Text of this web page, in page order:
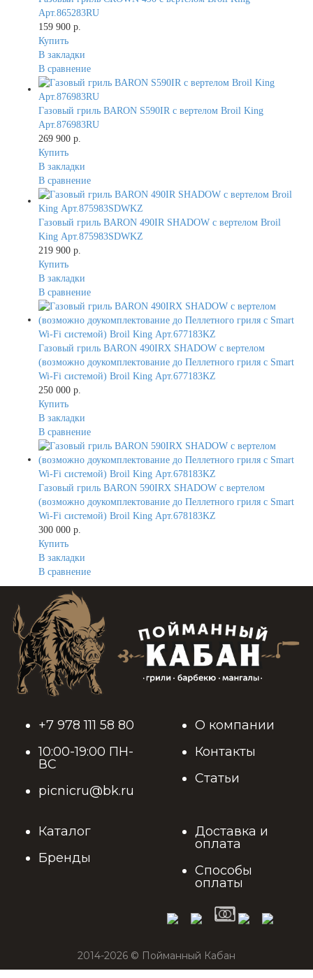
Арт.865283RU
159 900 р.
Купить
В закладки
В сравнение
Газовый гриль BARON S590IR с вертелом Broil King
Арт.876983RU
269 900 р.
Купить
В закладки
В сравнение
Газовый гриль BARON 490IR SHADOW с вертелом Broil
King Арт.875983SDWKZ
219 900 р.
Купить
В закладки
В сравнение
Газовый гриль BARON 490IRX SHADOW с вертелом
(возможно доукомплектование до Пеллетного гриля с Smart
Wi-Fi системой) Broil King Арт.677183KZ
250 000 р.
Купить
В закладки
В сравнение
Газовый гриль BARON 590IRX SHADOW с вертелом
(возможно доукомплектование до Пеллетного гриля с Smart
Wi-Fi системой) Broil King Арт.678183KZ
300 000 р.
Купить
В закладки
В сравнение
+7 978 111 58 80
10:00-19:00 ПН-
ВС
picnicru@bk.ru
О компании
Контакты
Статьи
Каталог
Бренды
Доставка и
оплата
Способы
оплаты
2014-2026 © Пойманный Кабан